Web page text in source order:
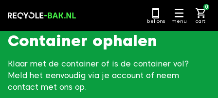
naar
bel ons menu cart
0
Container ophalen
Klaar met de container of is de container vol?
Meld het eenvoudig via je account of neem
contact met ons op.